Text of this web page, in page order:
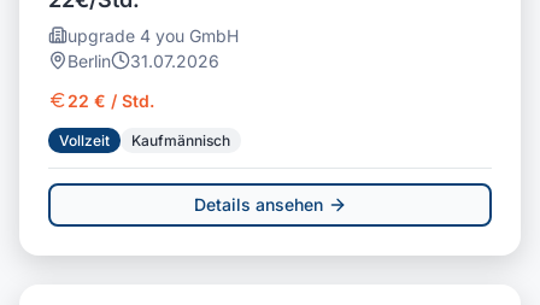
upgrade 4 you GmbH
Berlin
31.07.2026
22 € / Std.
Vollzeit Kaufmännisch
Details ansehen